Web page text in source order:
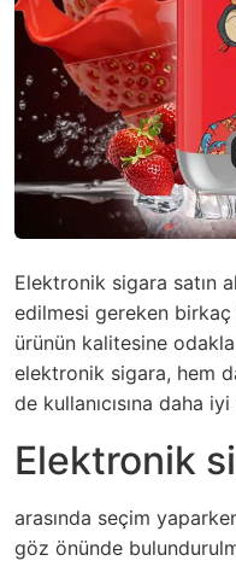
Elektronik sigara satın
edilmesi gereken birkaç
ürünün kalitesine
elektronik sigara, hem
de kullanıcısına daha
Elektronik
arasında seçim
göz önünde